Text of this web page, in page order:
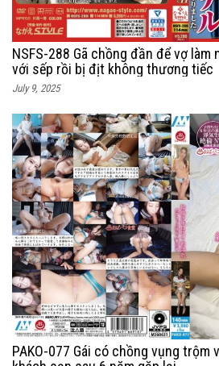
NSFS-288 Gã chồng đần để vợ làm
với sếp rồi bị địt không thương tiếc
July 9, 2025
PAKO-077 Gái có chồng vụng